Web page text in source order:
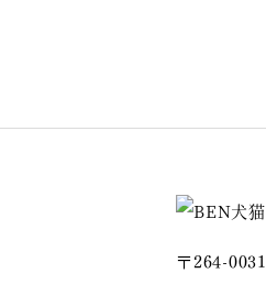
〒264-